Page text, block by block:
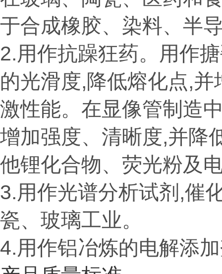
于合成橡胶、染料、半
2.用作抗躁狂药。用作
的光滑度,降低熔化点,
激性能。在显像管制造
增加强度、清晰度,并降
他锂化合物、荧光粉及
3.用作光谱分析试剂,催
瓷、玻璃工业。
4.用作铝冶炼的电解添